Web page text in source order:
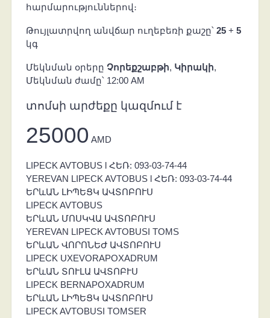
հարմարություններով։
Թույլատրվող անվճար ուղեբեռի քաշը՝ 25+ 5
կգ
Մեկնման օրերը Չորեքշաբթի, Կիրակի,
Մեկնման ժամը՝ 12:00 AM
տոմսի արժեքը կազմում է
25000 AMD
LIPECK AVTOBUS l ՀԵՌ: 093-03-74-44
YEREVAN LIPECK AVTOBUS l ՀԵՌ: 093-03-74-44
ԵՐևԱՆ ԼԻՊԵՑԿ ԱՎՏՈԲՈՒՍ
LIPECK AVTOBUS
ԵՐևԱՆ ՄՈՍԿՎԱ ԱՎՏՈԲՈՒՍ
YEREVAN LIPECK AVTOBUSI TOMS
ԵՐևԱՆ ՎՈՐՈՆԵԺ ԱՎՏՈԲՈՒՍ
LIPECK UXEVORAPOXADRUM
ԵՐևԱՆ ՏՈՒԼԱ ԱՎՏՈԲՒՍ
LIPECK BERNAPOXADRUM
ԵՐևԱՆ ԼԻՊԵՑԿ ԱՎՏՈԲՈՒՍ
LIPECK AVTOBUSI TOMSER